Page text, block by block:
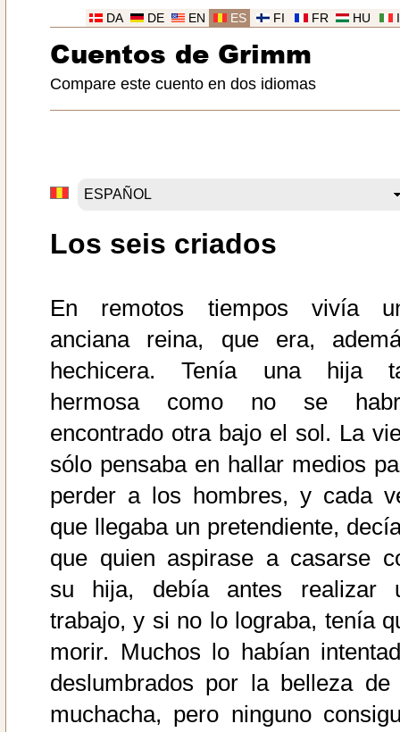
HU
FR
FI
ES
EN
DE
DA
Cuentos de Grimm
Compare este cuento en dos idiomas
Los seis criados
En remotos tiempos vivía
anciana reina, que era,
hechicera. Tenía una hija
hermosa como no se
encontrado otra bajo el sol. La
sólo pensaba en hallar medios
perder a los hombres, y cada
que llegaba un pretendiente,
que quien aspirase a casarse
su hija, debía antes realizar
trabajo, y si no lo lograba, tenía
morir. Muchos lo habían
deslumbrados por la belleza de
muchacha, pero ninguno